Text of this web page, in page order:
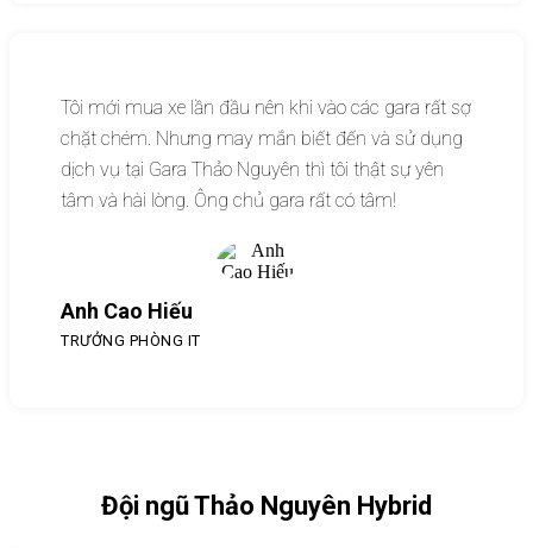
Tôi mới mua xe lần đầu nên khi vào các gara rất sợ
chặt chém. Nhưng may mắn biết đến và sử dụng
dịch vụ tại Gara Thảo Nguyên thì tôi thật sự yên
tâm và hài lòng. Ông chủ gara rất có tâm!
Anh Cao Hiếu
TRƯỞNG PHÒNG IT
Đội ngũ Thảo Nguyên Hybrid